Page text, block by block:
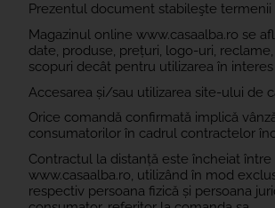
Prezentul document stabileşte
Magazinul online www.casaalba.ro se
date, produse, prețuri, logo-uri,
scopuri decât pentru utilizarea în
Accesarea și/sau utilizarea site-ului de
Orice comandă confirmată implică
consumatorilor în cadrul contractelor
Contractul la distanță este încheiat
www.casaalba.ro, utilizând în mod
respectiv persoana fizică și persoana